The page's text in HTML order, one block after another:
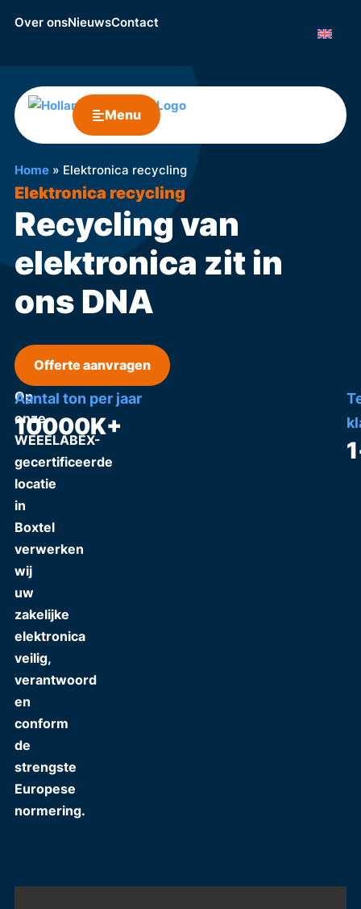
Over onsNieuwsContact
Menu
Home» Elektronica recycling
Elektronica recycling
Recycling van
elektronica zit in
ons DNA
Offerte aanvragen
Op
onze
WEEELABEX-
gecertificeerde
locatie
in
Boxtel
verwerken
wij
uw
zakelijke
elektronica
veilig,
verantwoord
en
conform
de
strengste
Europese
normering.
Aantal ton per jaar
10000K+
1